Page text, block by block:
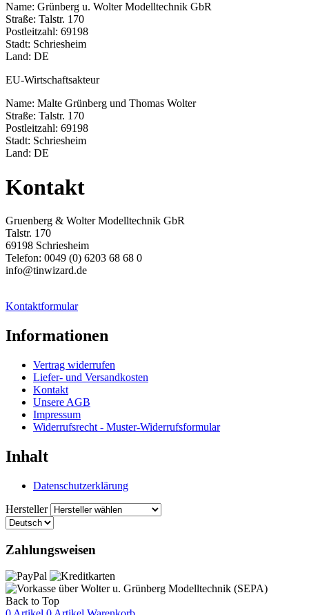
Name: Grünberg u. Wolter Modelltechnik GbR
Straße: Talstr. 170
Postleitzahl: 69198
Stadt: Schriesheim
Land: DE
EU-Wirtschaftsakteur
Name: Malte Grünberg und Thomas Wolter
Straße: Talstr. 170
Postleitzahl: 69198
Stadt: Schriesheim
Land: DE
Kontakt
Gruenberg & Wolter Modelltechnik GbR
Talstr. 170
69198 Schriesheim
Telefon: 0049 (0) 6203 68 68 0
info@tinwizard.de
Kontaktformular
Informationen
Vertrag widerrufen
Liefer- und Versandkosten
Kontakt
Unsere AGB
Impressum
Widerrufsrecht - Muster-Widerrufsformular
Inhalt
Datenschutzerklärung
Hersteller
Zahlungsweisen
Back to Top